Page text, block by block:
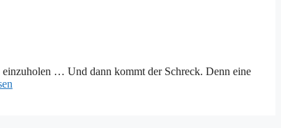
einzuholen … Und dann kommt der Schreck. Denn eine